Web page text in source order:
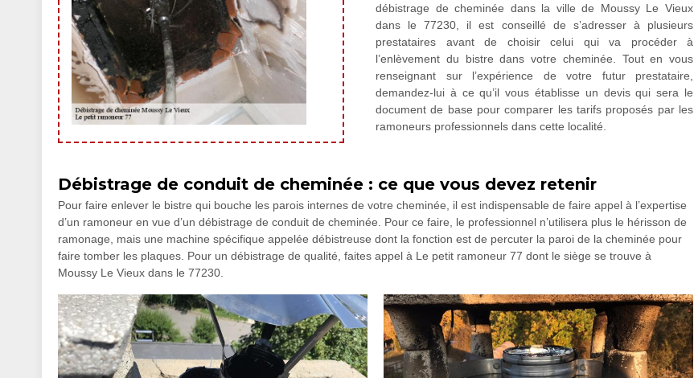
débistrage de cheminée dans la ville de Moussy Le Vieux
dans le 77230, il est conseillé de s’adresser à plusieurs
prestataires avant de choisir celui qui va procéder à
l’enlèvement du bistre dans votre cheminée. Tout en vous
renseignant sur l’expérience de votre futur prestataire,
demandez-lui à ce qu’il vous établisse un devis qui sera le
document de base pour comparer les tarifs proposés par les
ramoneurs professionnels dans cette localité.
Débistrage de conduit de cheminée : ce que vous devez retenir
Pour faire enlever le bistre qui bouche les parois internes de votre cheminée, il est indispensable de faire appel à l’expertise
d’un ramoneur en vue d’un débistrage de conduit de cheminée. Pour ce faire, le professionnel n’utilisera plus le hérisson de
ramonage, mais une machine spécifique appelée débistreuse dont la fonction est de percuter la paroi de la cheminée pour
faire tomber les plaques. Pour un débistrage de qualité, faites appel à Le petit ramoneur 77 dont le siège se trouve à
Moussy Le Vieux dans le 77230.